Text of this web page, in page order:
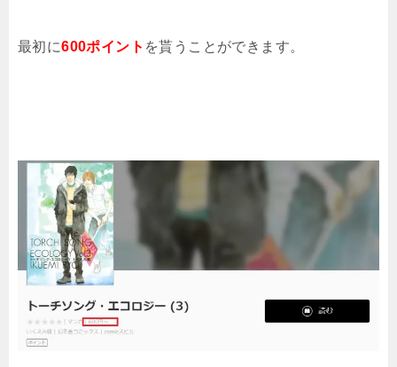
最初に600ポイント を貰うことができます。